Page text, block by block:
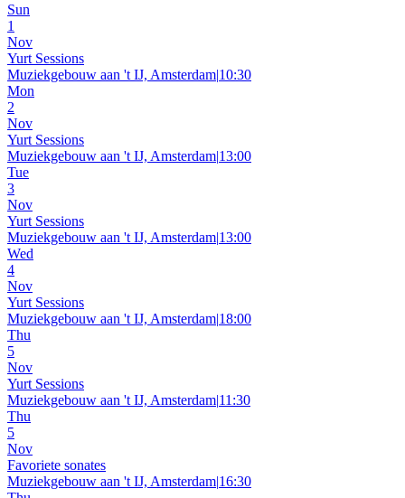
Sun
1
Nov
Yurt Sessions
Muziekgebouw aan 't IJ, Amsterdam|10:30
Mon
2
Nov
Yurt Sessions
Muziekgebouw aan 't IJ, Amsterdam|13:00
Tue
3
Nov
Yurt Sessions
Muziekgebouw aan 't IJ, Amsterdam|13:00
Wed
4
Nov
Yurt Sessions
Muziekgebouw aan 't IJ, Amsterdam|18:00
Thu
5
Nov
Yurt Sessions
Muziekgebouw aan 't IJ, Amsterdam|11:30
Thu
5
Nov
Favoriete sonates
Muziekgebouw aan 't IJ, Amsterdam|16:30